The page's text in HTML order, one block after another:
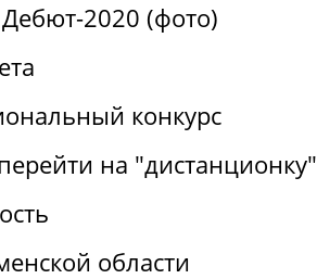
Дебют-2020 (фото)
конкурс
на "дистанционку"
области